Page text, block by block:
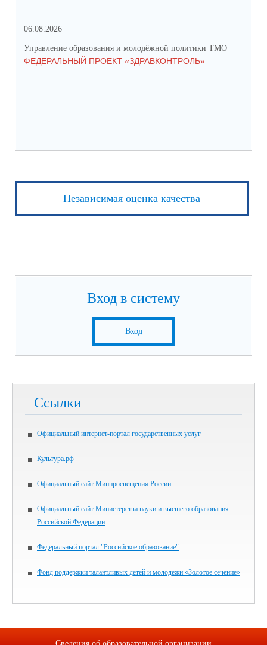
06.08.2026
Управление образования и молодёжной политики ТМО
ФЕДЕРАЛЬНЫЙ ПРОЕКТ «ЗДРАВКОНТРОЛЬ»
Независимая оценка качества
Вход в систему
Вход
Ссылки
Официальный интернет-портал государственных услуг
Культура.рф
Официальный сайт Минпросвещения России
Официальный сайт Министерства науки и высшего образования
Российской Федерации
Федеральный портал "Российское образование"
Фонд поддержки талантливых детей и молодежи «Золотое сечение»